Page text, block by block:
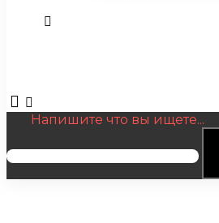
Напишите что вы ищете...